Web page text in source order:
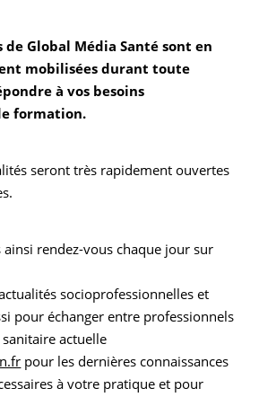
de Global Média Santé sont en
mobilisées durant toute
à vos besoins
formation.
seront très rapidement ouvertes
rendez-vous chaque jour sur
socioprofessionnelles et
pour échanger entre professionnels
actuelle
pour les dernières connaissances
à votre pratique et pour